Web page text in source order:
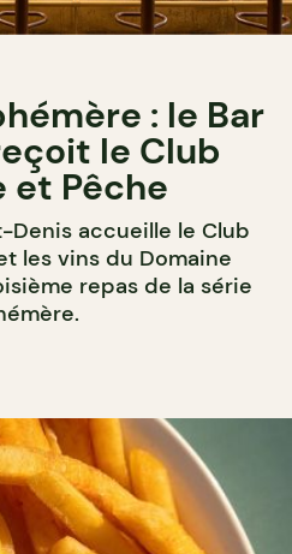
: le Bar
le Club
et Pêche
Denis accueille le Club
les vins du Domaine
repas de la série